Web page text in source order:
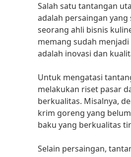
Salah satu tantangan
adalah persaingan
seorang ahli bisnis
memang sudah
adalah inovasi dan
Untuk mengatasi
melakukan riset pasar
berkualitas. Misalnya,
krim goreng yang
baku yang berkualitas
Selain persaingan,